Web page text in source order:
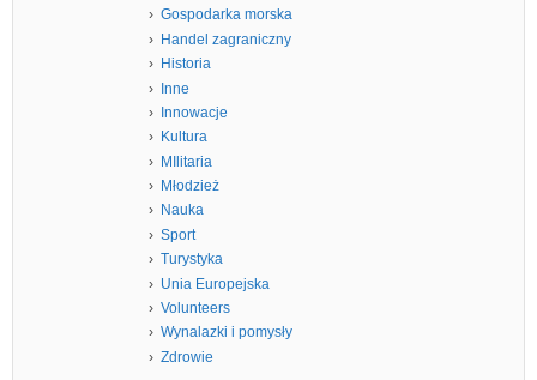
Gospodarka morska
Handel zagraniczny
Historia
Inne
Innowacje
Kultura
MIlitaria
Młodzież
Nauka
Sport
Turystyka
Unia Europejska
Volunteers
Wynalazki i pomysły
Zdrowie